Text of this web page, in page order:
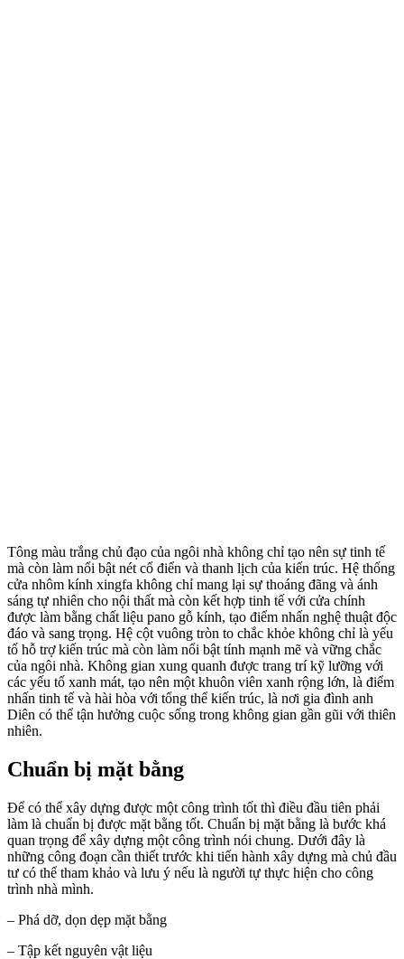
Tông màu trắng chủ đạo của ngôi nhà không chỉ tạo nên sự tinh tế
mà còn làm nổi bật nét cổ điển và thanh lịch của kiến trúc. Hệ thống
cửa nhôm kính xingfa không chỉ mang lại sự thoáng đãng và ánh
sáng tự nhiên cho nội thất mà còn kết hợp tinh tế với cửa chính
được làm bằng chất liệu pano gỗ kính, tạo điểm nhấn nghệ thuật độc
đáo và sang trọng. Hệ cột vuông tròn to chắc khỏe không chỉ là yếu
tố hỗ trợ kiến trúc mà còn làm nổi bật tính mạnh mẽ và vững chắc
của ngôi nhà. Không gian xung quanh được trang trí kỹ lưỡng với
các yếu tố xanh mát, tạo nên một khuôn viên xanh rộng lớn, là điểm
nhấn tinh tế và hài hòa với tổng thể kiến trúc, là nơi gia đình anh
Diên có thể tận hưởng cuộc sống trong không gian gần gũi với thiên
nhiên.
Chuẩn bị mặt bằng
Để có thể xây dựng được một công trình tốt thì điều đầu tiên phải
làm là chuẩn bị được mặt bằng tốt. Chuẩn bị mặt bằng là bước khá
quan trọng để xây dựng một công trình nói chung. Dưới đây là
những công đoạn cần thiết trước khi tiến hành xây dựng mà chủ đầu
tư có thể tham khảo và lưu ý nếu là người tự thực hiện cho công
trình nhà mình.
– Phá dỡ, dọn dẹp mặt bằng
– Tập kết nguyên vật liệu